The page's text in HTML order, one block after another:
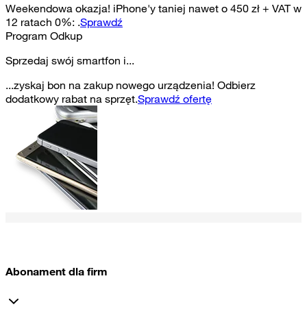
Weekendowa okazja! iPhone'y taniej nawet o 450 zł + VAT w
12 ratach 0%: .Sprawdź
Program Odkup
Sprzedaj swój smartfon i...
...zyskaj bon na zakup nowego urządzenia! Odbierz
dodatkowy rabat na sprzęt.Sprawdź ofertę
Abonament dla firm